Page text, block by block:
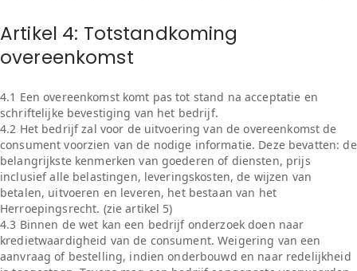
Artikel 4: Totstandkoming
overeenkomst
4.1 Een overeenkomst komt pas tot stand na acceptatie en
schriftelijke bevestiging van het bedrijf.
4.2 Het bedrijf zal voor de uitvoering van de overeenkomst de
consument voorzien van de nodige informatie. Deze bevatten: de
belangrijkste kenmerken van goederen of diensten, prijs
inclusief alle belastingen, leveringskosten, de wijzen van
betalen, uitvoeren en leveren, het bestaan van het
Herroepingsrecht. (zie artikel 5)
4.3 Binnen de wet kan een bedrijf onderzoek doen naar
kredietwaardigheid van de consument. Weigering van een
aanvraag of bestelling, indien onderbouwd en naar redelijkheid